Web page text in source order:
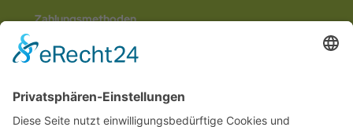
Zahlungsmethoden
Social Media